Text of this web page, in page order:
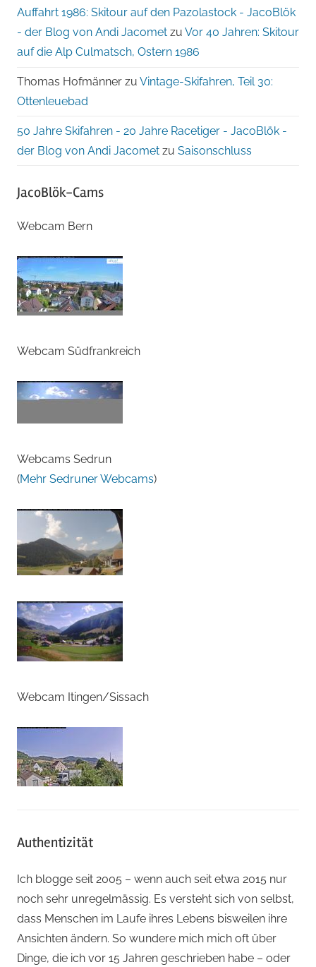
Auffahrt 1986: Skitour auf den Pazolastock - JacoBlök
- der Blog von Andi Jacomet zu Vor 40 Jahren: Skitour
auf die Alp Culmatsch, Ostern 1986
Thomas Hofmänner zu Vintage-Skifahren, Teil 30:
Ottenleuebad
50 Jahre Skifahren - 20 Jahre Racetiger - JacoBlök -
der Blog von Andi Jacomet zu Saisonschluss
JacoBlök-Cams
Webcam Bern
Webcam Südfrankreich
Webcams Sedrun
(Mehr Sedruner Webcams)
Webcam Itingen/Sissach
Authentizität
Ich blogge seit 2005 – wenn auch seit etwa 2015 nur
noch sehr unregelmässig. Es versteht sich von selbst,
dass Menschen im Laufe ihres Lebens bisweilen ihre
Ansichten ändern. So wundere mich mich oft über
Dinge, die ich vor 15 Jahren geschrieben habe – oder